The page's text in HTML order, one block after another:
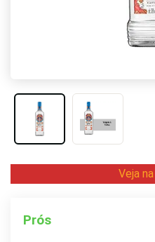
Veja
Prós